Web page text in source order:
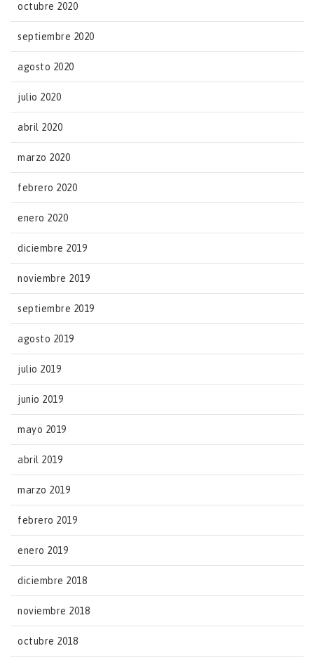
octubre 2020
septiembre 2020
agosto 2020
julio 2020
abril 2020
marzo 2020
febrero 2020
enero 2020
diciembre 2019
noviembre 2019
septiembre 2019
agosto 2019
julio 2019
junio 2019
mayo 2019
abril 2019
marzo 2019
febrero 2019
enero 2019
diciembre 2018
noviembre 2018
octubre 2018